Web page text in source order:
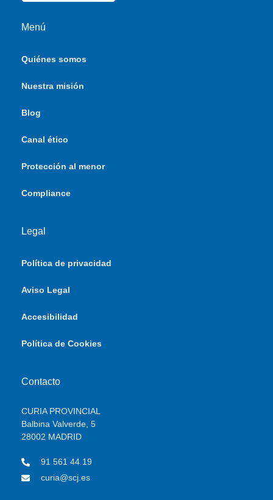
Menú
Quiénes somos
Nuestra misión
Blog
Canal ético
Protección al menor
Compliance
Legal
Política de privacidad
Aviso Legal
Accesibilidad
Política de Cookies
Contacto
CURIA PROVINCIAL
Balbina Valverde, 5
28002 MADRID
91 561 44 19
curia@scj.es